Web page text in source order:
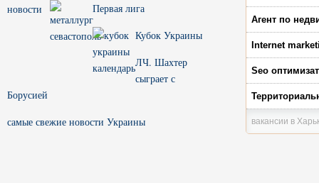
Первая лига
Кубок Украины
ЛЧ. Шахтер
сыграет с
Борусией
самые свежие новости Украины
Агент по
Internet
Seo
вакансии в